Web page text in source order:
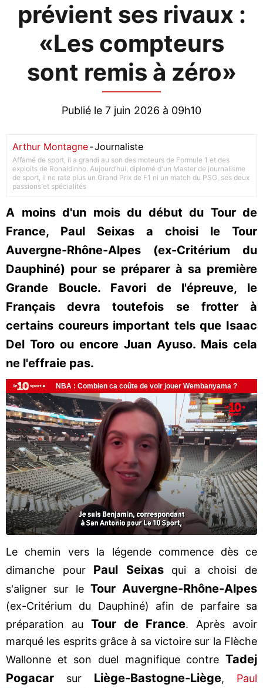
prévient ses rivaux :
«Les compteurs
sont remis à zéro»
Publié le 7 juin 2026 à 09h10
Arthur Montagne-Journaliste
Affamé de sport, il a grandi au son des moteurs de Formule 1 et des
exploits de Ronaldinho. Aujourd’hui, diplomé d'un Master de journalisme
de sport, il ne rate plus un Grand Prix de F1 ni un match du PSG, ses deux
passions et spécialités
A moins d'un mois du début du Tour de
France, Paul Seixas a choisi le Tour
Auvergne-Rhône-Alpes (ex-Critérium du
Dauphiné) pour se préparer à sa première
Grande Boucle. Favori de l'épreuve, le
Français devra toutefois se frotter à
certains coureurs important tels que Isaac
Del Toro ou encore Juan Ayuso. Mais cela
ne l'effraie pas.
Le chemin vers la légende commence dès ce
dimanche pourPaul Seixasqui a choisi de
s'aligner sur le Tour Auvergne-Rhône-Alpes
(ex-Critérium du Dauphiné) afin de parfaire sa
préparation au Tour de France. Après avoir
marqué les esprits grâce à sa victoire sur la Flèche
Wallonne et son duel magnifique contre Tadej
Pogacar sur Liège-Bastogne-Liège, Paul